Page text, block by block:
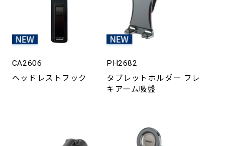
CA2606
ヘッドレストフック
PH2682
タブレットホルダー フレ
キアーム吸盤